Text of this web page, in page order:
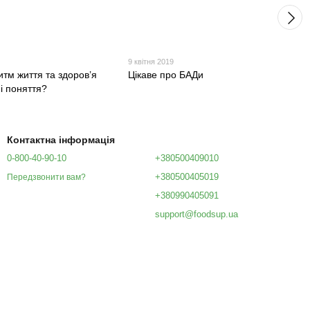
життя та здоров’я
поняття?
9 квітня 2019
Цікаве про БАДи
Контактна інформація
0-800-40-90-10
Передзвонити вам?
+380500409010
+380500405019
+380990405091
support@foodsup.ua